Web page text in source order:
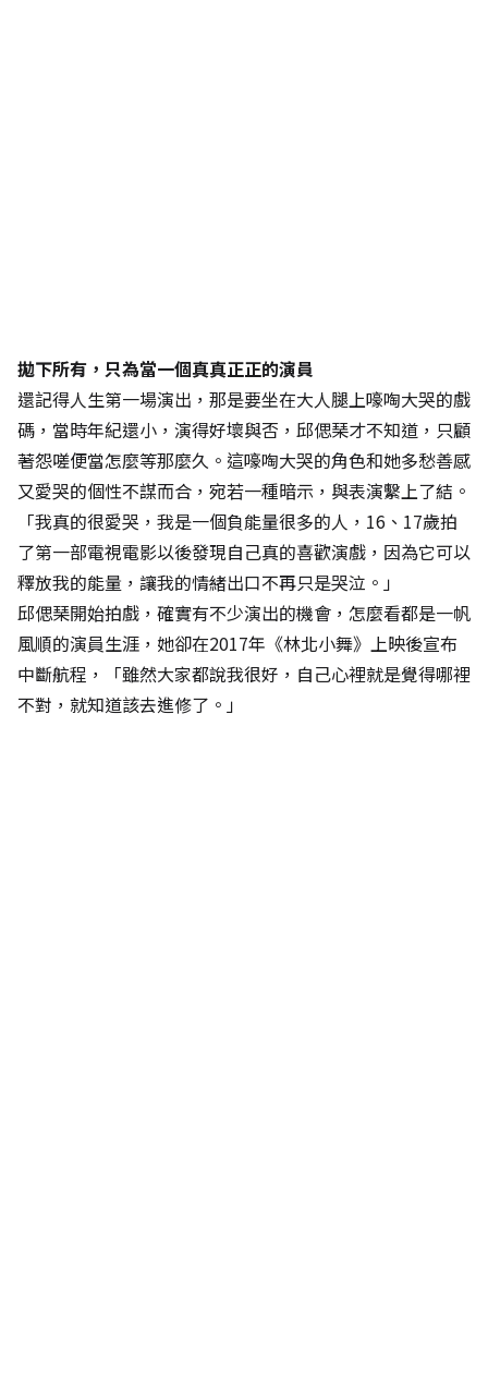
拋下所有，只為當一個真真正正的演員
還記得人生第一場演出，那是要坐在大人腿上嚎啕大哭的戲
碼，當時年紀還小，演得好壞與否，邱偲琹才不知道，只顧
著怨嗟便當怎麼等那麼久。這嚎啕大哭的角色和她多愁善感
又愛哭的個性不謀而合，宛若一種暗示，與表演繫上了結。
「我真的很愛哭，我是一個負能量很多的人，16、17歲拍
了第一部電視電影以後發現自己真的喜歡演戲，因為它可以
釋放我的能量，讓我的情緒出口不再只是哭泣。」
邱偲琹開始拍戲，確實有不少演出的機會，怎麼看都是一帆
風順的演員生涯，她卻在2017年《林北小舞》上映後宣布
中斷航程，「雖然大家都說我很好，自己心裡就是覺得哪裡
不對，就知道該去進修了。」